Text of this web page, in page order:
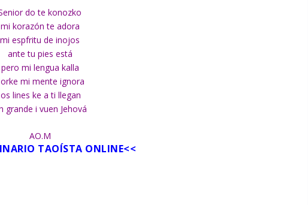
do te konozko
mi korazón te adora
mi espfritu de inojos
ante tu pies está
pero mi lengua kalla
mi mente ignora
lines ke a ti llegan
grande i vuen Jehová
AO.M
TAOÍSTA ONLINE<<